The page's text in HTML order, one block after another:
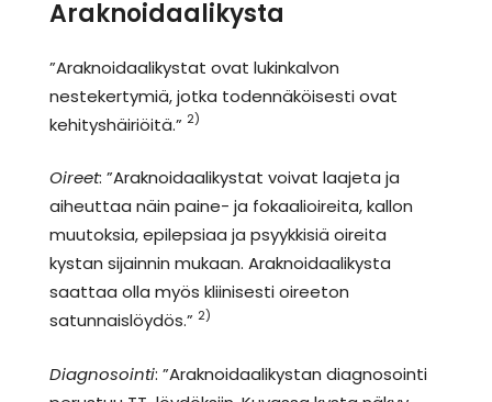
Araknoidaalikysta
”Araknoidaalikystat ovat lukinkalvon
nestekertymiä, jotka todennäköisesti ovat
kehityshäiriöitä.” 2)
Oireet: ”Araknoidaalikystat voivat laajeta ja
aiheuttaa näin paine- ja fokaalioireita, kallon
muutoksia, epilepsiaa ja psyykkisiä oireita
kystan sijainnin mukaan. Araknoidaalikysta
saattaa olla myös kliinisesti oireeton
satunnaislöydös.” 2)
Diagnosointi: ”Araknoidaalikystan diagnosointi